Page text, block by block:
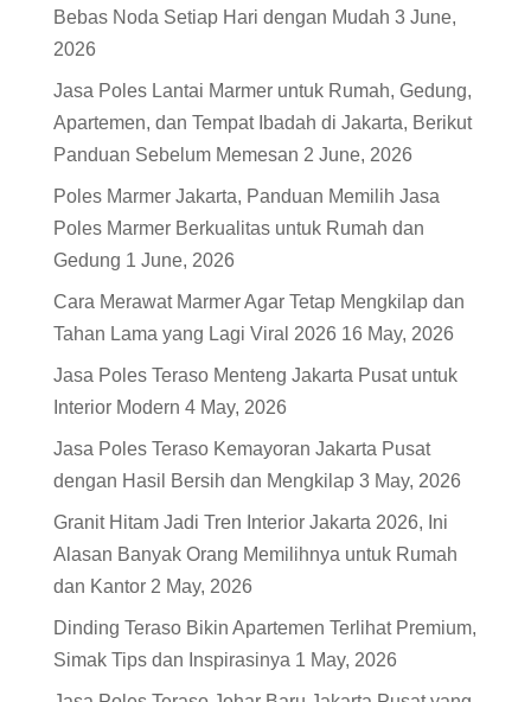
Bebas Noda Setiap Hari dengan Mudah 3 June,
2026
Jasa Poles Lantai Marmer untuk Rumah, Gedung,
Apartemen, dan Tempat Ibadah di Jakarta, Berikut
Panduan Sebelum Memesan 2 June, 2026
Poles Marmer Jakarta, Panduan Memilih Jasa
Poles Marmer Berkualitas untuk Rumah dan
Gedung 1 June, 2026
Cara Merawat Marmer Agar Tetap Mengkilap dan
Tahan Lama yang Lagi Viral 2026 16 May, 2026
Jasa Poles Teraso Menteng Jakarta Pusat untuk
Interior Modern 4 May, 2026
Jasa Poles Teraso Kemayoran Jakarta Pusat
dengan Hasil Bersih dan Mengkilap 3 May, 2026
Granit Hitam Jadi Tren Interior Jakarta 2026, Ini
Alasan Banyak Orang Memilihnya untuk Rumah
dan Kantor 2 May, 2026
Dinding Teraso Bikin Apartemen Terlihat Premium,
Simak Tips dan Inspirasinya 1 May, 2026